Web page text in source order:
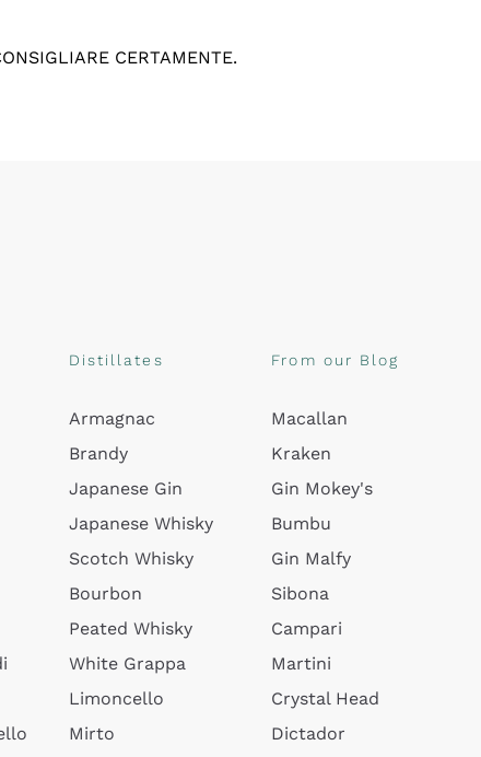
CERTAMENTE.
Distillates
Armagnac
Brandy
Japanese Gin
Japanese Whisky
Scotch Whisky
Bourbon
Peated Whisky
White Grappa
Limoncello
Mirto
From our Blog
Macallan
Kraken
Gin Mokey's
Bumbu
Gin Malfy
Sibona
Campari
Martini
Crystal Head
Dictador